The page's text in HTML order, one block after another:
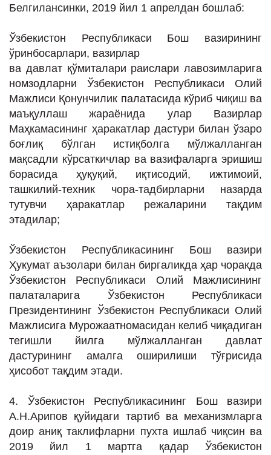
Белгилансинки, 2019 йил 1 апрелдан бошлаб:
Ўзбекистон Республикаси Бош вазирининг
ўринбосарлари, вазирлар
ва давлат қўмиталари раислари лавозимларига
номзодларни Ўзбекистон Республикаси Олий
Мажлиси Қонунчилик палатасида кўриб чиқиш ва
маъқуллаш жараёнида улар Вазирлар
Маҳкамасининг ҳаракатлар дастури билан ўзаро
боғлиқ бўлган истиқболга мўлжалланган
мақсадли кўрсаткичлар ва вазифаларга эришиш
борасида ҳуқуқий, иқтисодий, ижтимоий,
ташкилий-техник чора-тадбирларни назарда
тутувчи ҳаракатлар режаларини тақдим
этадилар;
Ўзбекистон Республикасининг Бош вазири
Ҳукумат аъзолари билан биргаликда ҳар чоракда
Ўзбекистон Республикаси Олий Мажлисининг
палаталарига Ўзбекистон Республикаси
Президентининг Ўзбекистон Республикаси Олий
Мажлисига Мурожаатномасидан келиб чиқадиган
тегишли йилга мўлжалланган давлат
дастурининг амалга оширилиши тўғрисида
ҳисобот тақдим этади.
4. Ўзбекистон Республикасининг Бош вазири
А.Н.Арипов қуйидаги тартиб ва механизмларга
доир аниқ таклифларни пухта ишлаб чиқсин ва
2019 йил 1 мартга қадар Ўзбекистон